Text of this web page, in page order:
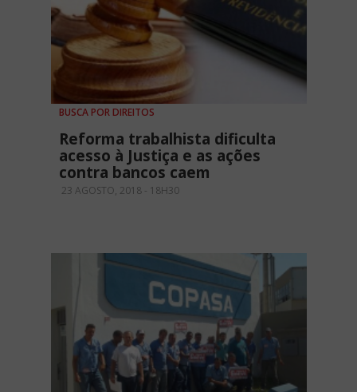
BUSCA POR DIREITOS
Reforma trabalhista dificulta
acesso à Justiça e as ações
contra bancos caem
23 AGOSTO, 2018 - 18H30